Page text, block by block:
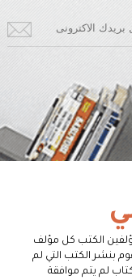
الكتب كل مؤلف
بنشر الكتب التي لم
لم يتم موافقة